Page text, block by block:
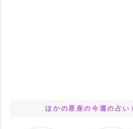
ほかの星座の今週の占い